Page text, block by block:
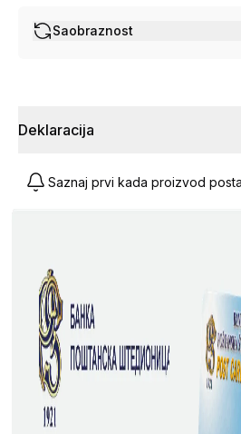
Saobraznost
Deklaracija
Saznaj prvi kada proizvod